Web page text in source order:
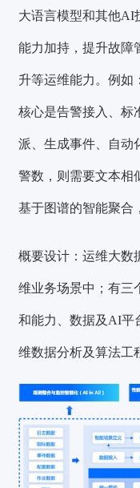
大语言模型和其他AI
能力加持，提升故障
升等运维能力。例如
核心是告警接入、标
派、生成事件、自动
警数，则需要文本相
基于图谱的智能聚合
概要设计：运维大数
维业务场景中；有三
和能力、数据及AI平
维数据分析及算法工